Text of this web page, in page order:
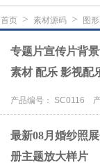
首页 > 素材源码 > 图
专题片宣传片背
素材 配乐 影视配
产品编号： SC0116
最新08月婚纱照
册主题放大样片